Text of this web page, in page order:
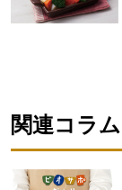
関連コラム